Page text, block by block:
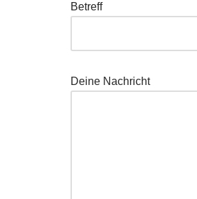
Betreff
Deine Nachricht